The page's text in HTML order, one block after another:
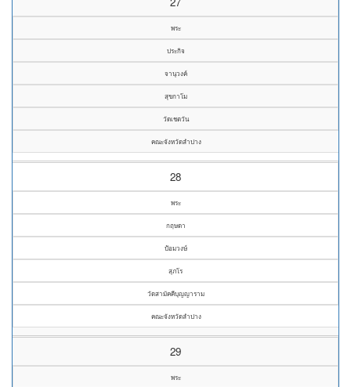
พระ
ประกิจ
จานุวงค์
สุขกาโม
วัดเชตวัน
คณะจังหวัดลำปาง
28
พระ
กฤษดา
ป้อมวงษ์
สุภโร
วัดสามัคคีบุญญาราม
คณะจังหวัดลำปาง
29
พระ